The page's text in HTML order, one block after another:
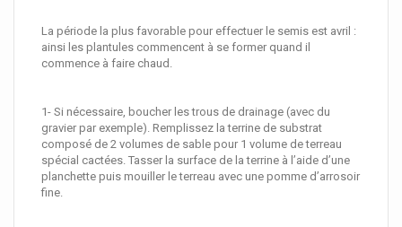
La période la plus favorable pour effectuer le semis est avril :
ainsi les plantules commencent à se former quand il
commence à faire chaud.
1- Si nécessaire, boucher les trous de drainage (avec du
gravier par exemple). Remplissez la terrine de substrat
composé de 2 volumes de sable pour 1 volume de terreau
spécial cactées. Tasser la surface de la terrine à l’aide d’une
planchette puis mouiller le terreau avec une pomme d’arrosoir
fine.